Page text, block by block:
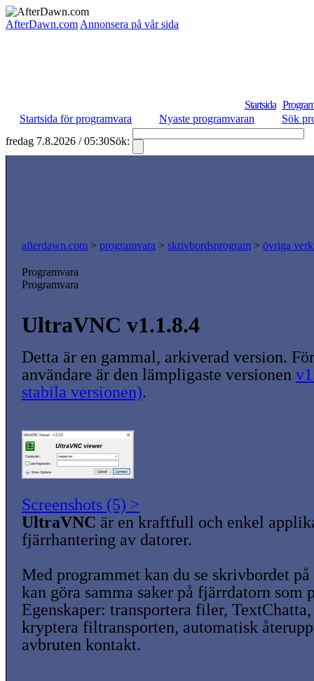
AfterDawn.com Annonsera på vår sida
Startsida
Startsida för programvara
Nyaste programvaran
Sök
fredag 7.8.2026 / 05:30Sök:
afterdawn.com > programvara > skrivbordsprogram > övriga
Programvara
Programvara
UltraVNC v1.1.8.4
Detta är en gammal, arkiverad version.
användare är den lämpligaste versionen
stabila versionen).
Screenshots (5) >
UltraVNC är en kraftfull och enkel
fjärrhantering av datorer.
Med programmet kan du se skrivbordet på
kan göra samma saker på fjärrdatorn som
Egenskaper: transportera filer,
kryptera filtransporten, automatisk
avbruten kontakt.